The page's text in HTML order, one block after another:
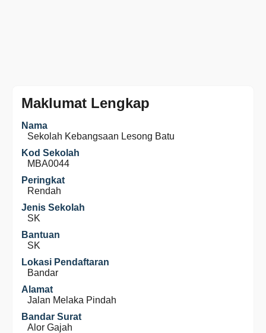
Maklumat Lengkap
Nama
Sekolah Kebangsaan Lesong Batu
Kod Sekolah
MBA0044
Peringkat
Rendah
Jenis Sekolah
SK
Bantuan
SK
Lokasi Pendaftaran
Bandar
Alamat
Jalan Melaka Pindah
Bandar Surat
Alor Gajah